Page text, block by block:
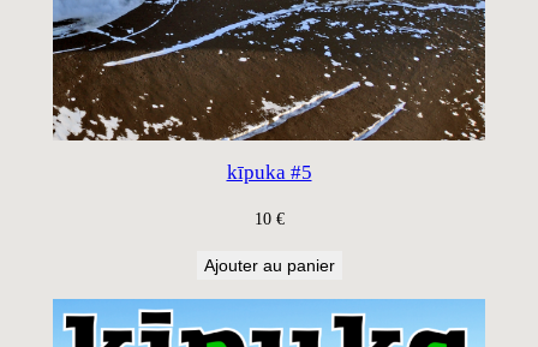
kīpuka #5
10 €
Ajouter au panier